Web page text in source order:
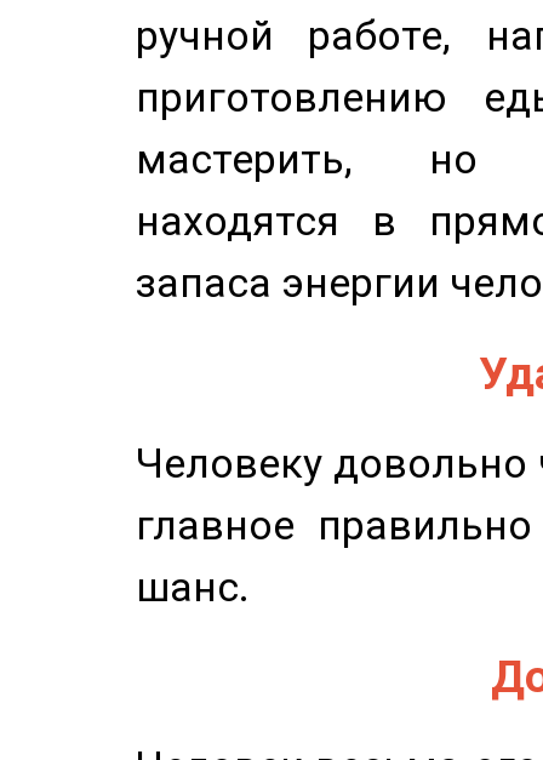
ручной работе,
приготовлению
мастерить, но
находятся в
запаса энергии
Человеку довольно
главное
шанс.